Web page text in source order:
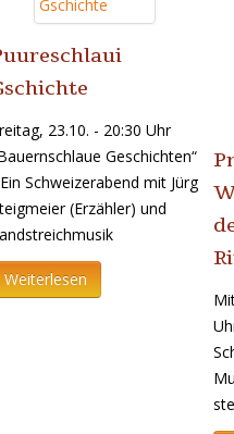
23.10. - 20:30 Uhr
Geschichten“
Schweizerabend mit Jürg
(Erzähler) und
Weiterlesen